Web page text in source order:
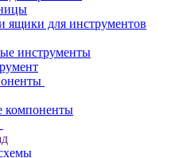
ящики для инструментов
инструменты
компоненты